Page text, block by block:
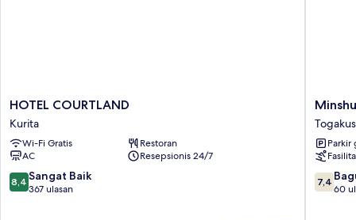
HOTEL
COURTLAND
Kurita
HOTEL COURTLAND
Kurita
Wi-Fi Gratis
Restoran
AC
Resepsionis 24/7
8.4
dari
8,4 Sangat Baik
367 ulasan
Rindo
Parkir
7.4
dari
7,4
60